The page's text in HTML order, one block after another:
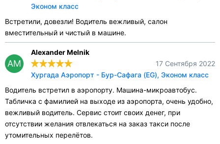
Эконом класс
Встретили, довезли! Водитель вежливый, салон
вместительный и чистый в машине.
AM
Alexander Melnik
17 Сентября 2022
Хургада Аэропорт - Бур-Сафага (EG), Эконом класс
Водитель встретил в аэропорту. Машина-микроавтобус.
Табличка с фамилией на выходе из аэропорта, очень удобно,
вежливый водитель. Сервис стоит своих денег, при
отсутствии желания отвлекаться на заказ такси после
утомительных перелётов.